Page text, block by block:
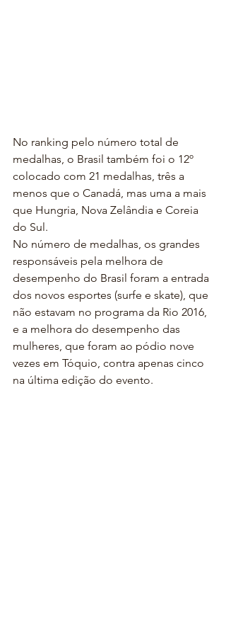
No ranking pelo número total de
medalhas, o Brasil também foi o 12º
colocado com 21 medalhas, três a
menos que o Canadá, mas uma a mais
que Hungria, Nova Zelândia e Coreia
do Sul.
No número de medalhas, os grandes
responsáveis pela melhora de
desempenho do Brasil foram a entrada
dos novos esportes (surfe e skate), que
não estavam no programa da Rio 2016,
e a melhora do desempenho das
mulheres, que foram ao pódio nove
vezes em Tóquio, contra apenas cinco
na última edição do evento.